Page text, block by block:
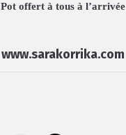
Pot offert à tous à l’arrivée
www.sarakorrika.com